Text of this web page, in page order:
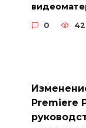
0 42
Premiere